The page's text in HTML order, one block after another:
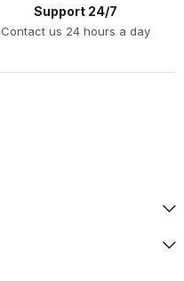
Support 24/7
Contact us 24 hours a day